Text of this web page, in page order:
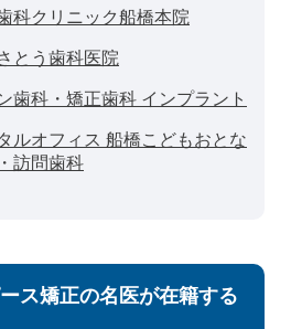
科クリニック船橋本院
とう歯科医院
歯科・矯正歯科 インプラント
ルオフィス 船橋こどもおとな
訪問歯科
ス矯正の名医が在籍する